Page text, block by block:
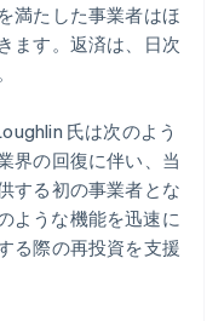
満たした事業者はほ
ます。返済は、日次
氏は次のよう
界の回復に伴い、当
する初の事業者とな
ような機能を迅速に
る際の再投資を支援